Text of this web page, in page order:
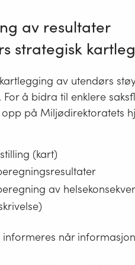
av resultater
strategisk
av utendørs
For å bidra til enklere
på Miljødirektoratets
(kart)
av
når